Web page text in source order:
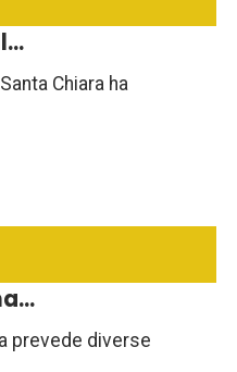
Chiara ha
prevede diverse